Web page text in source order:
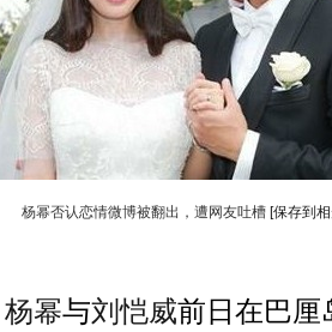
杨幂否认恋情微博被翻出，遭网友吐槽 [保存到
杨幂与刘恺威前日在巴厘